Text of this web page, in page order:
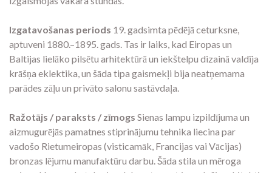
Izgatavošanas periods 19. gadsimta pēdējā ceturksne,
aptuveni 1880.–1895. gads. Tas ir laiks, kad Eiropas un
Baltijas lielāko pilsētu arhitektūrā un iekštelpu dizainā valdīja
krāšņa eklektika, un šāda tipa gaismekļi bija neatņemama
parādes zāļu un privāto salonu sastāvdaļa.
Ražotājs / paraksts / zīmogs Sienas lampu izpildījuma un
aizmugurējās pamatnes stiprinājumu tehnika liecina par
vadošo Rietumeiropas (visticamāk, Francijas vai Vācijas)
bronzas lējumu manufaktūru darbu. Šāda stila un mēroga